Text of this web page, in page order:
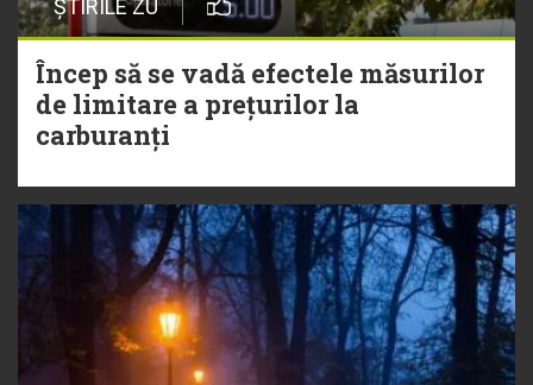
ȘTIRILE ZU
Încep să se vadă efectele măsurilor
de limitare a prețurilor la
carburanți